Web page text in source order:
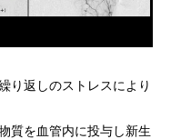
り返しのストレスにより
質を血管内に投与し新生